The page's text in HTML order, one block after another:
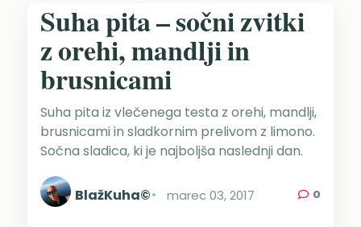
Suha pita – sočni zvitki
z orehi, mandlji in
brusnicami
Suha pita iz vlečenega testa z orehi, mandlji,
brusnicami in sladkornim prelivom z limono.
Sočna sladica, ki je najboljša naslednji dan.
BlažKuha© marec 03, 2017 0